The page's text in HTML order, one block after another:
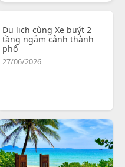
Du lịch cùng Xe buýt 2
tầng ngắm cảnh thành
phố
27/06/2026